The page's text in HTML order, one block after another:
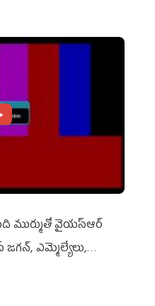
ముర్ముతో వైయ‌స్ఆర్
జ‌గ‌న్, ఎమ్మెల్యేలు,